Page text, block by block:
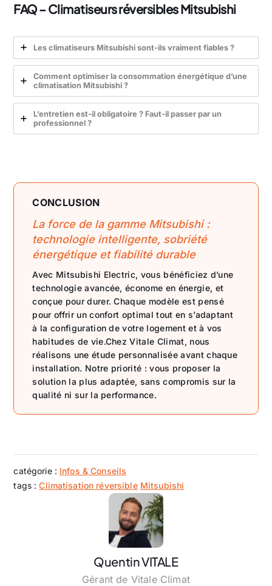
FAQ – Climatiseurs réversibles Mitsubishi
Les climatiseurs Mitsubishi sont-ils vraiment fiables ?
Comment optimiser la consommation énergétique d’une
climatisation Mitsubishi ?
L’entretien est-il obligatoire ? Faut-il passer par un
professionnel ?
CONCLUSION
La force de la gamme Mitsubishi :
technologie intelligente, sobriété
énergétique et fiabilité durable
Avec Mitsubishi Electric, vous bénéficiez d’une
technologie avancée, économe en énergie, et
conçue pour durer. Chaque modèle est pensé
pour offrir un confort optimal tout en s’adaptant
à la configuration de votre logement et à vos
habitudes de vie.Chez Vitale Climat, nous
réalisons une étude personnalisée avant chaque
installation. Notre priorité : vous proposer la
solution la plus adaptée, sans compromis sur la
qualité ni sur la performance.
catégorie : Infos & Conseils
tags :Climatisation réversible Mitsubishi
Quentin VITALE
Gérant de Vitale Climat